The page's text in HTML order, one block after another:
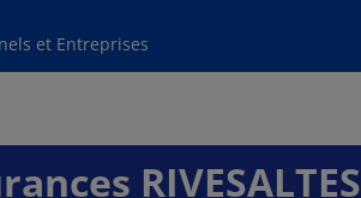
et Entreprises
RIVESALTES